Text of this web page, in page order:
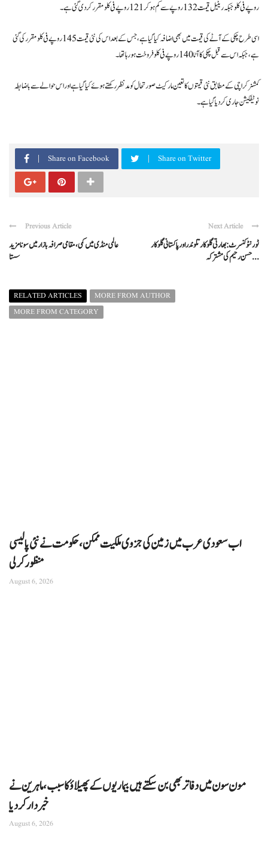
روپے فی کلو جبکہ ریٹیل قیمت 132 روپے سے کم ہو کر 121 روپے فی کلو مقرر کردی گئی ہے۔
اسی طرح چکی کے آٹے کی قیمت میں بھی اضافہ کیا گیا ہے، جس کے بعد اس کی نئی قیمت 145 روپے فی کلو مقرر کی گئی
ہے، جبکہ اس سے قبل چکی کا آٹا 140 روپے فی کلو فروخت ہورہا تھا۔
کمشنر کراچی کے مطابق نئی قیمتوں کا تعین مارکیٹ صورتحال کو مدنظر رکھتے ہوئے کیا گیا ہے اور اس حوالے سے باضابطہ
نوٹیفکیشن جاری کردیا گیا ہے۔
Share on Facebook Share on Twitter
Previous Article
عالمی منڈی میں کمی، مقامی صرافہ بازار میں سونا مزید
سستا
Next Article
ٹورنٹو کنسرٹ: بھارتی گلوکار تلوندر اور پاکستانی گلوکار
حسن رحیم کی مشترکہ ...
RELATED ARTICLES
MORE FROM AUTHOR
MORE FROM CATEGORY
اب سعودی عرب میں زمین کی جزوی ملکیت ممکن، حکومت نے نئی پالیسی
منظور کرلی
August 6, 2026
مون سون میں دفاتر بھی بن سکتے ہیں بیماریوں کے پھیلاؤ کا سبب، ماہرین نے
خبردار کر دیا
August 6, 2026